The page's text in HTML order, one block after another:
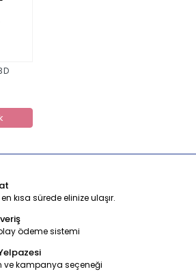
kısa sürede elinize ulaşır.
ödeme sistemi
ve kampanya seçeneği